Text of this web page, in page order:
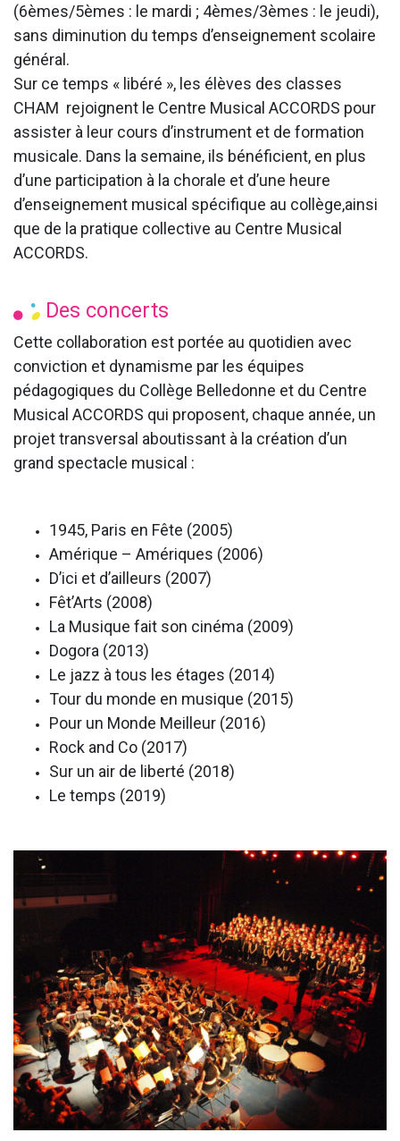
(6èmes/5èmes : le mardi ; 4èmes/3èmes : le jeudi),
sans diminution du temps d’enseignement scolaire
général.
Sur ce temps « libéré », les élèves des classes
CHAM rejoignent le Centre Musical ACCORDS pour
assister à leur cours d’instrument et de formation
musicale. Dans la semaine, ils bénéficient, en plus
d’une participation à la chorale et d’une heure
d’enseignement musical spécifique au collège,ainsi
que de la pratique collective au Centre Musical
ACCORDS.
Des concerts
Cette collaboration est portée au quotidien avec
conviction et dynamisme par les équipes
pédagogiques du Collège Belledonne et du Centre
Musical ACCORDS qui proposent, chaque année, un
projet transversal aboutissant à la création d’un
grand spectacle musical :
1945, Paris en Fête (2005)
Amérique – Amériques (2006)
D’ici et d’ailleurs (2007)
Fêt’Arts (2008)
La Musique fait son cinéma (2009)
Dogora (2013)
Le jazz à tous les étages (2014)
Tour du monde en musique (2015)
Pour un Monde Meilleur (2016)
Rock and Co (2017)
Sur un air de liberté (2018)
Le temps (2019)